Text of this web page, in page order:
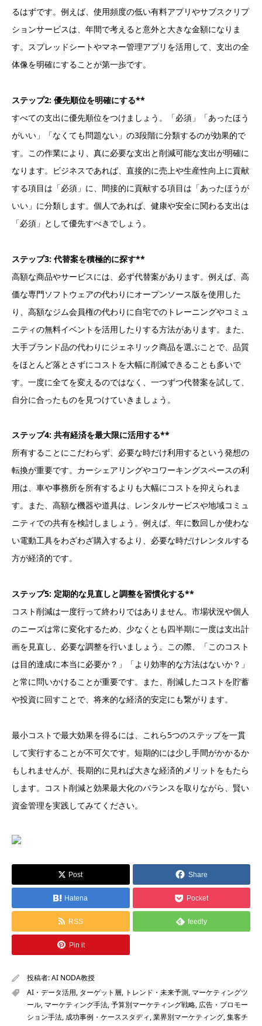
るはずです。例えば、使用頻度の低い有料アプリやサブスクリプ
ションサービスは、年間で考えると意外と大きな金額になりま
す。スプレッドシートやマネー管理アプリを活用して、支出の全
体像を明確にすることが第一歩です。
ステップ2: 優先順位を明確にする**
すべての支出に優先順位をつけましょう。「必須」「あったほう
がいい」「なくても問題ない」の3段階に分類するのが効果的で
す。この作業により、真に必要な支出と削減可能な支出が明確に
なります。ビジネスであれば、直接的に売上や生産性向上に貢献
する項目は「必須」に、間接的に貢献する項目は「あったほうが
いい」に分類します。個人であれば、健康や安全に関わる支出は
「必須」として優先すべきでしょう。
ステップ3: 代替案を積極的に探す**
高額な商品やサービスには、必ず代替案があります。例えば、高
価な専門ソフトウェアの代わりにオープンソース版を使用した
り、高額なジム会員権の代わりに自宅でのトレーニングやコミュ
ニティの無料イベントを活用したりする方法があります。また、
大手ブランド品の代わりにジェネリック商品を選ぶことで、品質
をほとんど落とさずにコストを大幅に削減できることも多いで
す。一度に全てを変えるのではなく、一つずつ代替案を試して、
自分に合ったものを見つけていきましょう。
ステップ4: 共有経済を最大限に活用する**
所有することにこだわらず、必要な時だけ利用するという発想の
転換が重要です。カーシェアリングやコワーキングスペースの利
用は、車や事務所を所有するよりも大幅にコストを抑えられま
す。また、高額な機器や道具は、レンタルサービスや地域コミュ
ニティでの共有を検討しましょう。例えば、年に数回しか使わな
い電動工具をわざわざ購入するより、必要な時だけレンタルする
方が経済的です。
ステップ5: 定期的な見直しと調整を習慣化する**
コスト削減は一度行って終わりではありません。市場状況や個人
のニーズは常に変化するため、少なくとも四半期に一度は支出計
画を見直し、必要な調整を行いましょう。この際、「このコスト
は目的達成に本当に必要か？」「より効率的な方法はないか？」
と常に問いかけることが重要です。また、削減したコストを貯蓄
や投資に回すことで、将来的な経済的安定にも繋がります。
最小コストで最大効果を得るには、これら5つのステップを一貫
して実行することが不可欠です。短期的には少し手間がかかるか
もしれませんが、長期的に見れば大きな経済的メリットをもたら
します。コスト削減と効果最大化のバランスを取りながら、賢い
資金管理を実践してみてください。
Post Share
Hatena Pocket
RSS feedly
Pin it
投稿者:AI NODA教授
AI・データ活用, ターゲット層, トレンド・未来予測, マーケティングツ
ール, マーケティング手法,予算別マーケティング戦略, 広告・プロモー
ション手法, 成功事例・ケーススタディ,業界別マーケティング,集客チ